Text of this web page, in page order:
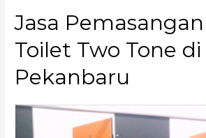
Jasa
Toilet Two Tone di
Pekanbaru